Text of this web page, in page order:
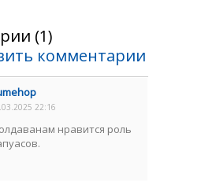
(1)
комментарии
22:16
нравится роль